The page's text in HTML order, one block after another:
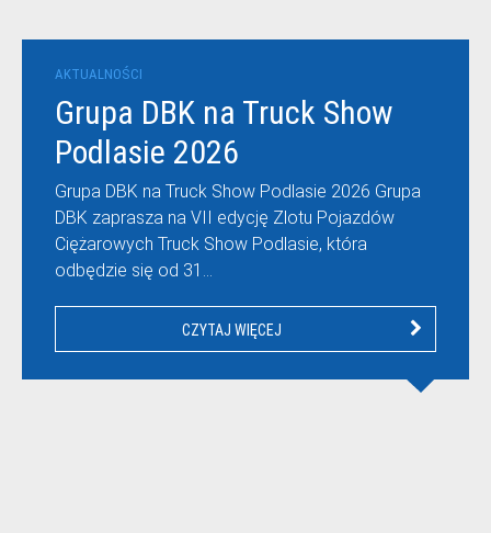
AKTUALNOŚCI
Grupa DBK na Truck Show
Podlasie 2026
Grupa DBK na Truck Show Podlasie 2026 Grupa
DBK zaprasza na VII edycję Zlotu Pojazdów
Ciężarowych Truck Show Podlasie, która
odbędzie się od 31…
CZYTAJ WIĘCEJ